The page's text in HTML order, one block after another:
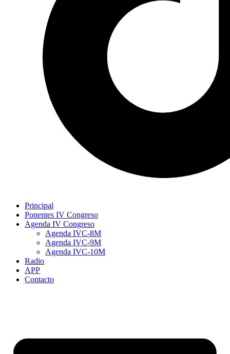
Principal
Ponentes IV Congreso
Agenda IV Congreso
Agenda IVC-8M
Agenda IVC-9M
Agenda IVC-10M
Radio
APP
Contacto